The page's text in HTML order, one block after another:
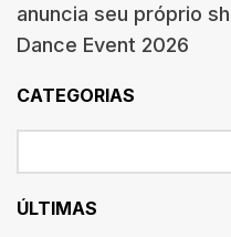
anuncia seu próprio
Dance Event 2026
CATEGORIAS
ÚLTIMAS